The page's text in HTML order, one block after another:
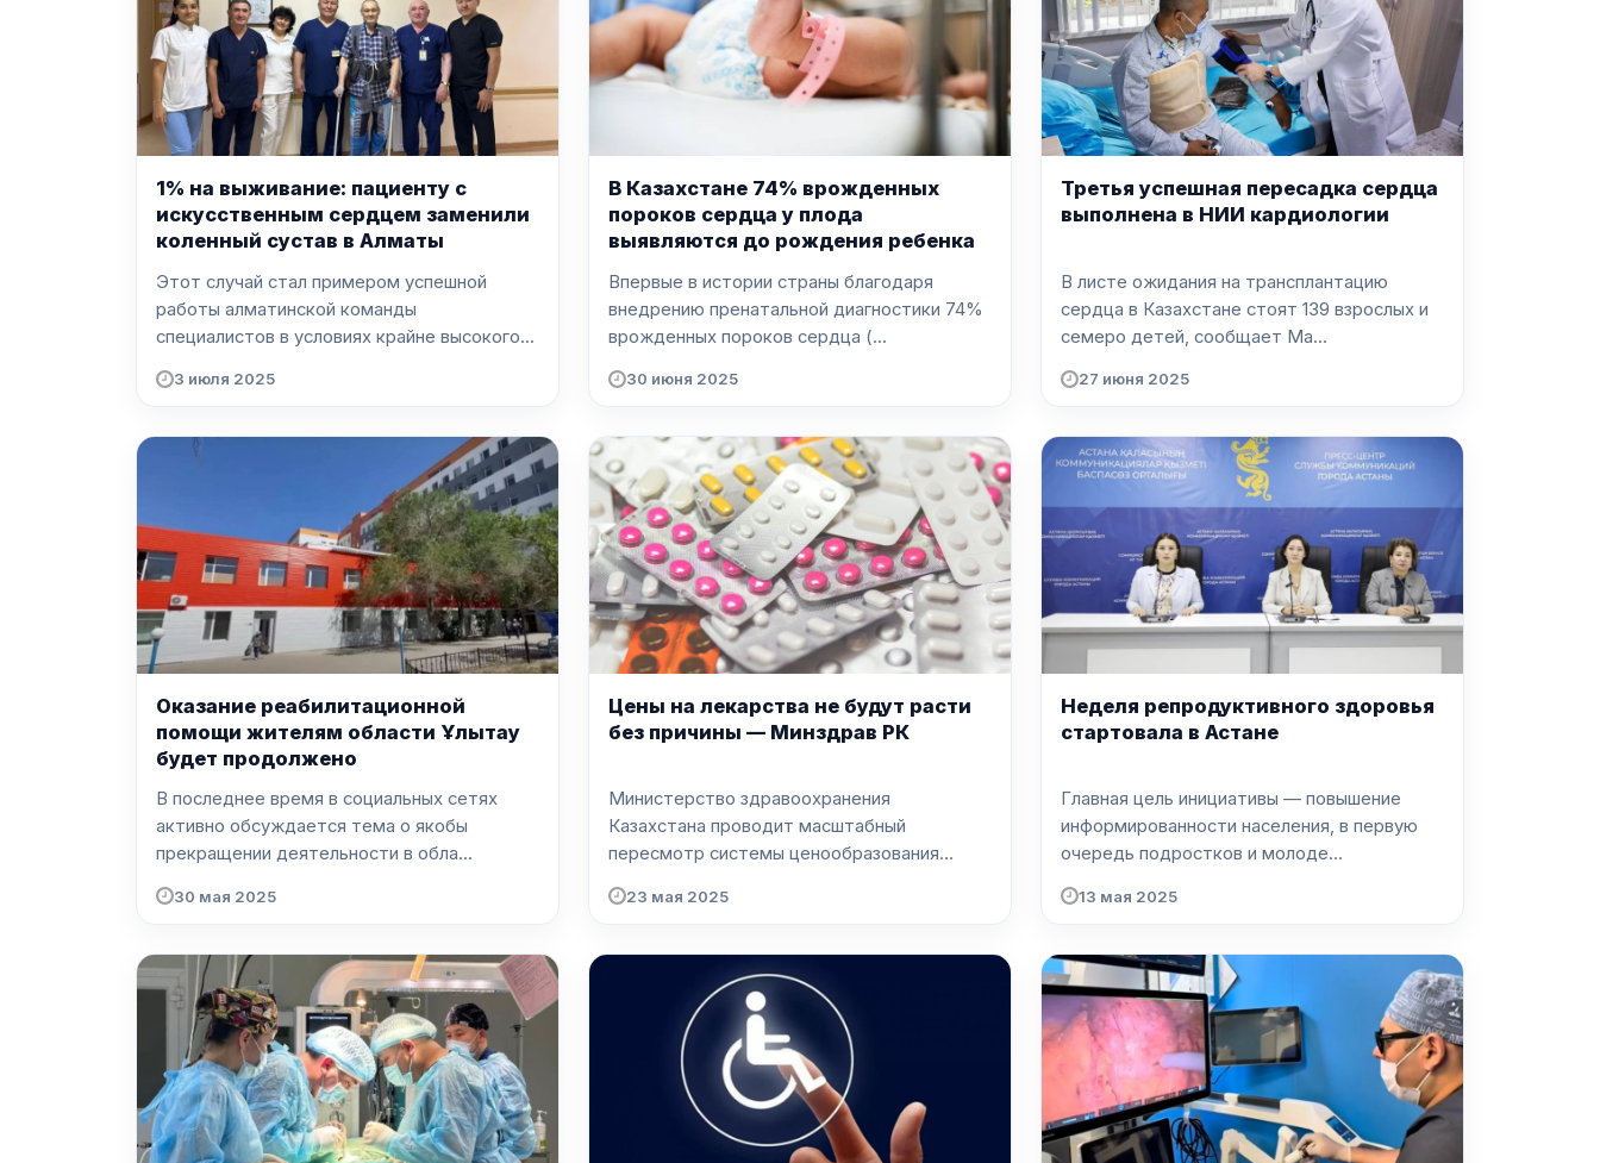
1% на выживание: пациенту с
искусственным сердцем заменили
коленный сустав в Алматы
Этот случай стал примером успешной
работы алматинской команды
специалистов в условиях крайне высокого...
3 июля 2025
В Казахстане 74% врожденных
пороков сердца у плода
выявляются до рождения ребенка
Впервые в истории страны благодаря
внедрению пренатальной диагностики 74%
врожденных пороков сердца (...
30 июня 2025
Третья успешная пересадка сердца
выполнена в НИИ кардиологии
В листе ожидания на трансплантацию
сердца в Казахстане стоят 139 взрослых и
семеро детей, сообщает Ma...
27 июня 2025
Оказание реабилитационной
помощи жителям области Ұлытау
будет продолжено
В последнее время в социальных сетях
активно обсуждается тема о якобы
прекращении деятельности в обла...
30 мая 2025
Цены на лекарства не будут расти
без причины — Минздрав РК
Министерство здравоохранения
Казахстана проводит масштабный
пересмотр системы ценообразования
23 мая 2025
Неделя репродуктивного здоровья
стартовала в Астане
Главная цель инициативы — повышение
информированности населения, в первую
очередь подростков и молоде...
13 мая 2025